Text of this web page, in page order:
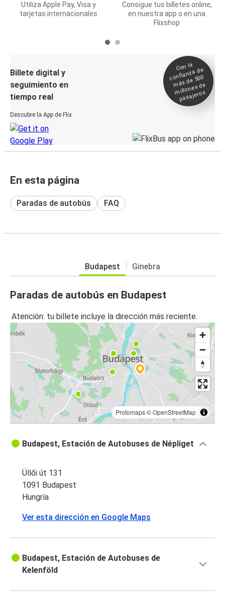
Utiliza Apple Pay, Visa y
tarjetas internacionales
Consigue tus billetes online,
en nuestra app o en una
Flixshop
Billete digital y
seguimiento en
tiempo real
Descubre la App de Flix
Con la
confianza de
más de 500
millones de
pasajeros
En esta página
Paradas de autobús FAQ
Budapest Ginebra
Paradas de autobús en Budapest
Atención: tu billete incluye la dirección más reciente.
Protomaps©OpenStreetMap
Budapest, Estación de Autobuses de Népliget
Üllői út 131
1091 Budapest
Hungría
Ver esta dirección en Google Maps
Budapest, Estación de Autobuses de
Kelenföld